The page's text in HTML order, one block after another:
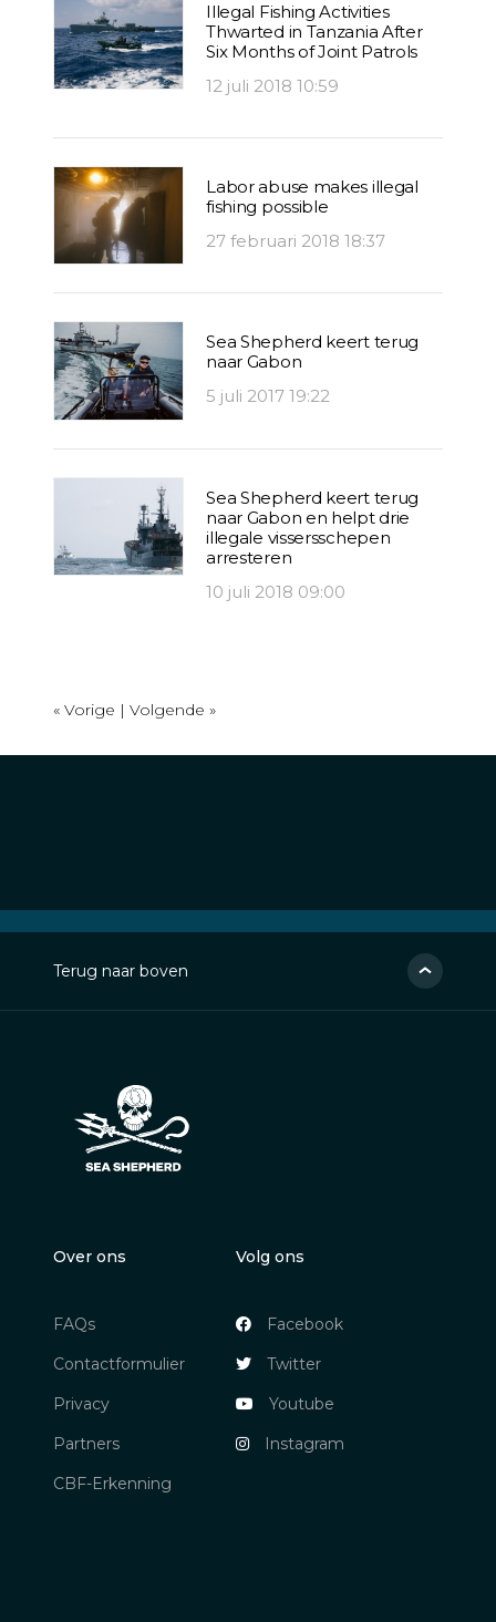
Illegal Fishing Activities
Thwarted in Tanzania After
Six Months of Joint Patrols
12 juli 2018 10:59
Labor abuse makes illegal
fishing possible
27 februari 2018 18:37
Sea Shepherd keert terug
naar Gabon
5 juli 2017 19:22
Sea Shepherd keert terug
naar Gabon en helpt drie
illegale vissersschepen
arresteren
10 juli 2018 09:00
« Vorige | Volgende »
Terug naar boven
Over ons
FAQs
Contactformulier
Privacy
Partners
CBF-Erkenning
Volg ons
Facebook
Twitter
Youtube
Instagram